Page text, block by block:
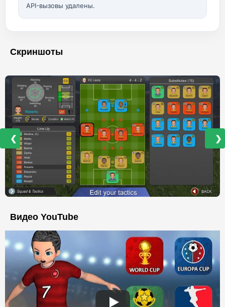
API-вызовы удалены.
Скриншоты
❮ ❯
Видео YouTube